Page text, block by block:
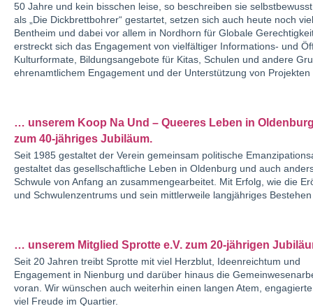
50 Jahre und kein bisschen leise, so beschreiben sie
als „Die Dickbrettbohrer“ gestartet, setzen sich auch heute noch
Bentheim und dabei vor allem in Nordhorn für Globale
erstreckt sich das Engagement von vielfältiger Informations- und
Kulturformate, Bildungsangebote für Kitas, Schulen und andere
ehrenamtlichem Engagement und der Unterstützung von
… unserem Koop Na Und – Queeres Leben in
zum 40-jähriges Jubiläum.
Seit 1985 gestaltet der Verein gemeinsam politische
gestaltet das gesellschaftliche Leben in Oldenburg und auch
Schwule von Anfang an zusammengearbeitet. Mit Erfolg, wie die
und Schwulenzentrums und sein mittlerweile langjähriges
… unserem Mitglied Sprotte e.V. zum 20-jährigen
Seit 20 Jahren treibt Sprotte mit viel Herzblut, Ideenreichtum und
Engagement in Nienburg und darüber hinaus die
voran. Wir wünschen auch weiterhin einen langen Atem,
viel Freude im Quartier.